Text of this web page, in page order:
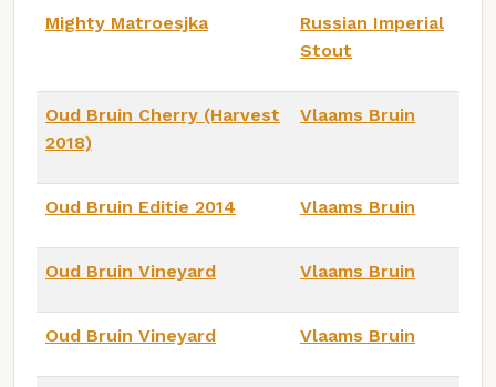
Mighty Matroesjka
Russian Imperial
Stout
Oud Bruin Cherry (Harvest
2018)
Vlaams Bruin
Oud Bruin Editie 2014 Vlaams Bruin
Oud Bruin Vineyard Vlaams Bruin
Oud Bruin Vineyard Vlaams Bruin